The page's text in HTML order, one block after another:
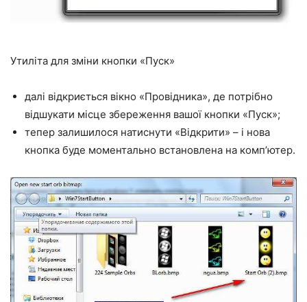
Утиліта для зміни кнопки «Пуск»
далі відкриється вікно «Провідника», де потрібно
відшукати місце збереження вашої кнопки «Пуск»;
тепер залишилося натиснути «Відкрити» – і нова
кнопка буде моментально встановлена на комп’ютер.